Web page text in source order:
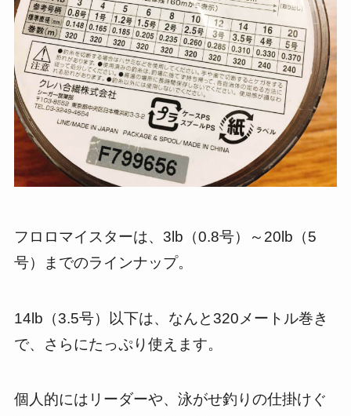
フロロマイスターは、3lb（0.8号）～20lb（5
号）までのラインナップ。
14lb（3.5号）以下は、なんと320メートル巻き
で、さらにたっぷり使えます。
個人的にはリーダーや、泳がせ釣りの仕掛けぐ